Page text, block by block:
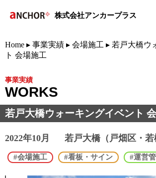
株式会社アンカープラス
Home ▸ 事業実績 ▸ 会場施工 ▸ 若戸大橋ウ
ト 会場施工
事業実績
WORKS
若戸大橋ウォーキングイベント
2022年10月 若戸大橋（戸畑区・若
#会場施工 #看板・サイン #運営